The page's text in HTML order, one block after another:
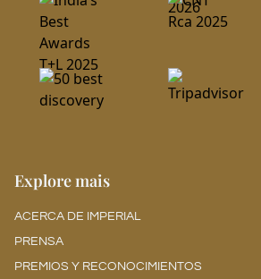
Explore mais
ACERCA DE IMPERIAL
PRENSA
PREMIOS Y RECONOCIMIENTOS